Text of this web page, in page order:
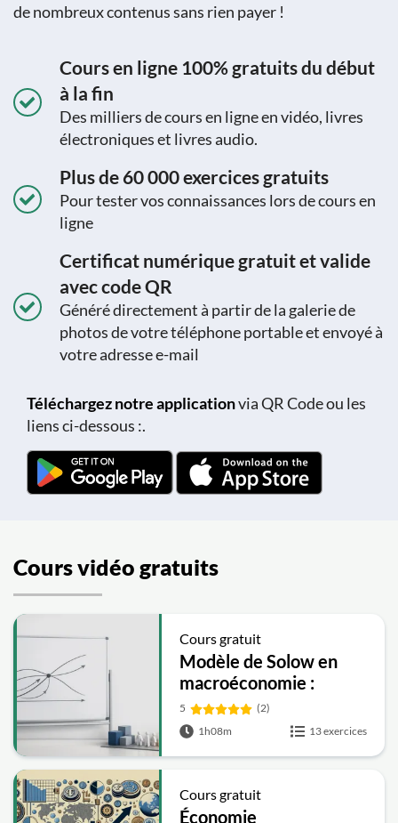
de nombreux contenus sans rien payer !
Cours en ligne 100% gratuits du début
à la fin
Des milliers de cours en ligne en vidéo, livres
électroniques et livres audio.
Plus de 60 000 exercices gratuits
Pour tester vos connaissances lors de cours en
ligne
Certificat numérique gratuit et valide
avec code QR
Généré directement à partir de la galerie de
photos de votre téléphone portable et envoyé à
votre adresse e-mail
Téléchargez notre applicationvia QR Code ou les
liens ci-dessous :.
Cours vidéo gratuits
Cours gratuit
Modèle de Solow en
macroéconomie :
croissance, état
stationnaire, chocs et
5
(2)
1h08m
13 exercices
Cours gratuit
Économie